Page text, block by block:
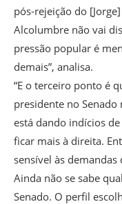
pós-rejeição do
Alcolumbre não vai
pressão popular é
demais”, analisa.
“E o terceiro ponto é
presidente no Senado
está dando indícios
ficar mais à direita.
sensível às demandas
Ainda não se sabe
Senado. O perfil